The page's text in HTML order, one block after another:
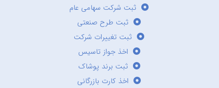
ثبت شرکت سهامی عام
ثبت طرح صنعتی
ثبت تغییرات شرکت
اخذ جواز تاسیس
ثبت برند پوشاک
اخذ کارت بازرگانی